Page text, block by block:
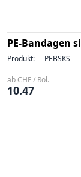
PE-Bandagen
Produkt: PEBSKS
ab CHF / Rol.
10.47